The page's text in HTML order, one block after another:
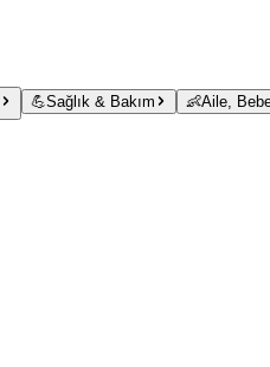
💪Sağlık & Bakım 👶Aile,